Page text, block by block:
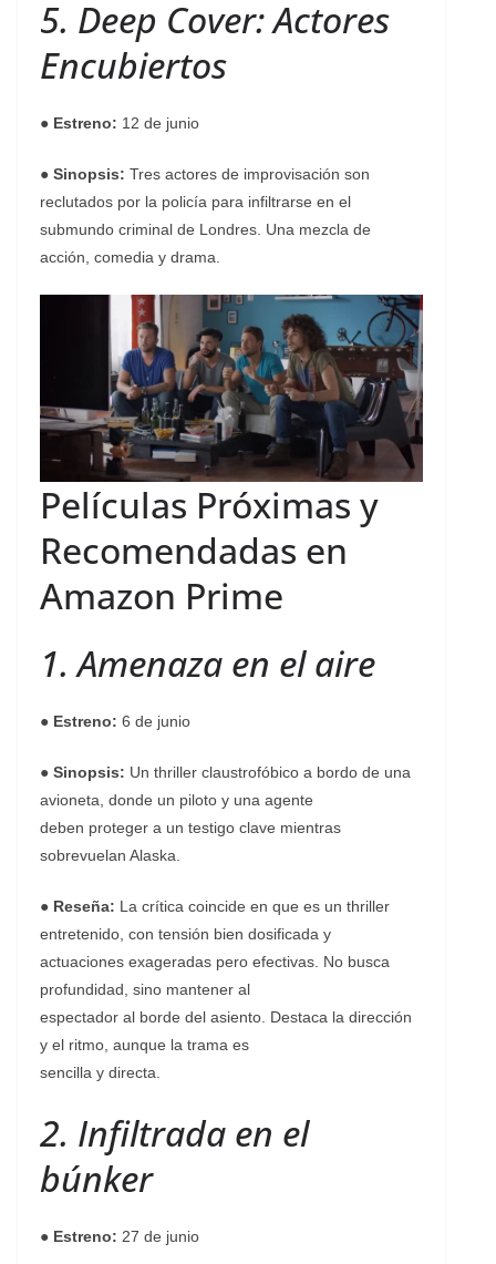
5. Deep Cover: Actores
Encubiertos
● Estreno: 12 de junio
● Sinopsis: Tres actores de improvisación son
reclutados por la policía para infiltrarse en el
submundo criminal de Londres. Una mezcla de
acción, comedia y drama.
Películas Próximas y
Recomendadas en
Amazon Prime
1. Amenaza en el aire
● Estreno: 6 de junio
● Sinopsis: Un thriller claustrofóbico a bordo de una
avioneta, donde un piloto y una agente
deben proteger a un testigo clave mientras
sobrevuelan Alaska.
● Reseña: La crítica coincide en que es un thriller
entretenido, con tensión bien dosificada y
actuaciones exageradas pero efectivas. No busca
profundidad, sino mantener al
espectador al borde del asiento. Destaca la dirección
y el ritmo, aunque la trama es
sencilla y directa.
2. Infiltrada en el
búnker
● Estreno: 27 de junio